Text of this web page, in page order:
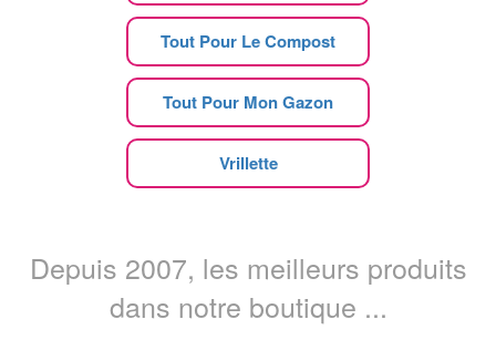
Tout Pour Le Compost
Tout Pour Mon Gazon
Vrillette
Depuis 2007, les meilleurs produits
dans notre boutique ...